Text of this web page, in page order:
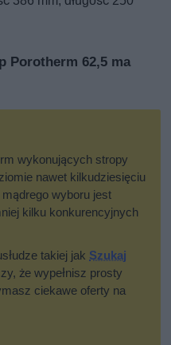
Porotherm 62,5 ma
wykonujących stropy
nawet kilkudziesięciu
wyboru jest
kilku konkurencyjnych
takiej jak Szukaj
że wypełnisz prosty
ciekawe oferty na